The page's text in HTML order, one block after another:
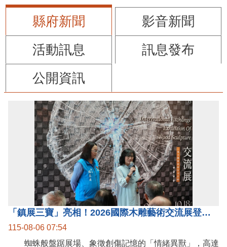
縣府新聞
影音新聞
活動訊息
訊息發布
公開資訊
「鎮展三寶」亮相！2026國際木雕藝術交流展登場 國際木雕競賽得獎入圍名單同步揭曉
115-08-06 07:54
蜘蛛般盤踞展場、象徵創傷記憶的「情緒異獸」，高達